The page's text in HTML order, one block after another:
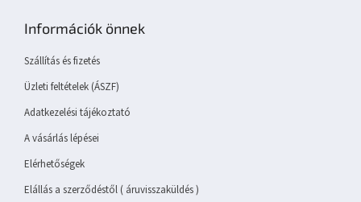
Információk önnek
Szállítás és fizetés
Üzleti feltételek (ÁSZF)
Adatkezelési tájékoztató
A vásárlás lépései
Elérhetőségek
Elállás a szerződéstől ( áruvisszaküldés )